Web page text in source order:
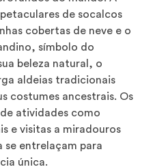
de socalcos
cobertas de neve e o
símbolo do
beleza natural, o
aldeias tradicionais
costumes ancestrais. Os
atividades como
e visitas a miradouros
se entrelaçam para
única.